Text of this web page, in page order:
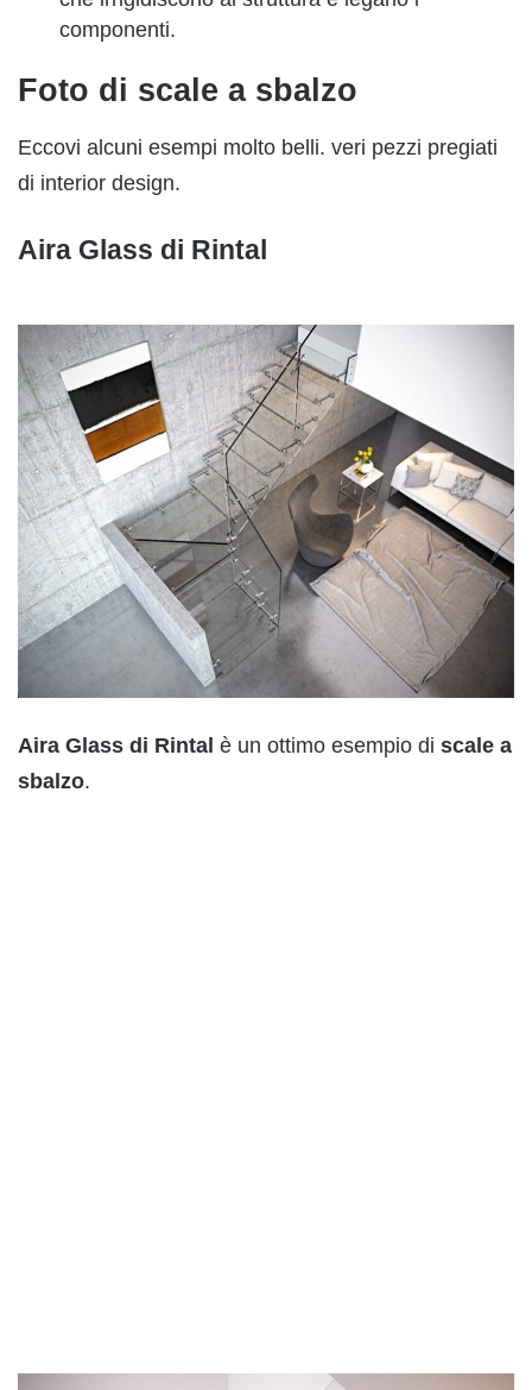
componenti.
Foto di scale a sbalzo
Eccovi alcuni esempi molto belli. veri pezzi pregiati
di interior design.
Aira Glass di Rintal
Aira Glass di Rintal è un ottimo esempio di scale a
sbalzo.